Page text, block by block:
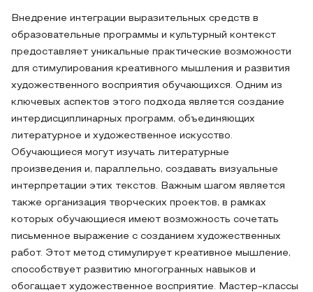
Внедрение интеграции выразительных средств в
образовательные программы и культурный контекст
предоставляет уникальные практические возможности
для стимулирования креативного мышления и развития
художественного восприятия обучающихся. Одним из
ключевых аспектов этого подхода является создание
интердисциплинарных программ, объединяющих
литературное и художественное искусство.
Обучающиеся могут изучать литературные
произведения и, параллельно, создавать визуальные
интерпретации этих текстов. Важным шагом является
также организация творческих проектов, в рамках
которых обучающиеся имеют возможность сочетать
письменное выражение с созданием художественных
работ. Этот метод стимулирует креативное мышление,
способствует развитию многогранных навыков и
обогащает художественное восприятие. Мастер-классы